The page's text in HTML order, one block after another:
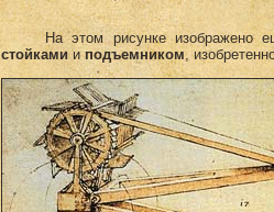
На этом рисунке изображено
стойками иподъемником,